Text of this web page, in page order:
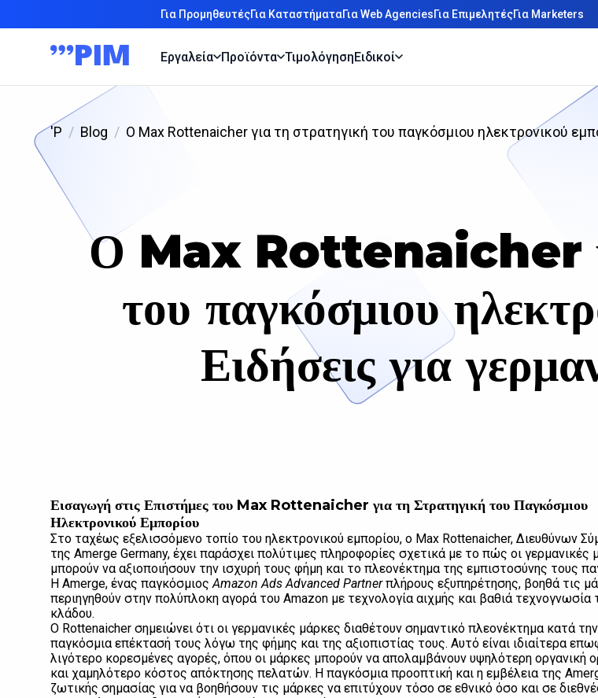
Για ΠρομηθευτέςΓια ΚαταστήματαΓια Web AgenciesΓια ΕπιμελητέςΓια Marketers
Εργαλεία Προϊόντα ΤιμολόγησηΕιδικοί
'P Blog Ο Max Rottenaicher για τη στρατηγική του παγκόσμιου ηλεκτρονικού
Ο Max Rottenaicher
του παγκόσμιου
Ειδήσεις για
Εισαγωγή στις Επιστήμες του Max Rottenaicher για τη Στρατηγική του Παγκόσμιου
Ηλεκτρονικού Εμπορίου
Στο ταχέως εξελισσόμενο τοπίο του ηλεκτρονικού εμπορίου, ο Max Rottenaicher, Διευθύνων
της Amerge Germany, έχει παράσχει πολύτιμες πληροφορίες σχετικά με το πώς οι γερμανικές
μπορούν να αξιοποιήσουν την ισχυρή τους φήμη και το πλεονέκτημα της εμπιστοσύνης τους
Η Amerge, ένας παγκόσμιοςAmazon Ads Advanced Partnerπλήρους εξυπηρέτησης, βοηθά τις
περιηγηθούν στην πολύπλοκη αγορά του Amazon με τεχνολογία αιχμής και βαθιά τεχνογνωσία
κλάδου.
Ο Rottenaicher σημειώνει ότι οι γερμανικές μάρκες διαθέτουν σημαντικό πλεονέκτημα κατά την
παγκόσμια επέκτασή τους λόγω της φήμης και της αξιοπιστίας τους. Αυτό είναι ιδιαίτερα
λιγότερο κορεσμένες αγορές, όπου οι μάρκες μπορούν να απολαμβάνουν υψηλότερη οργανική
και χαμηλότερο κόστος απόκτησης πελατών. Η παγκόσμια προοπτική και η εμβέλεια της
ζωτικής σημασίας για να βοηθήσουν τις μάρκες να επιτύχουν τόσο σε εθνικό όσο και σε